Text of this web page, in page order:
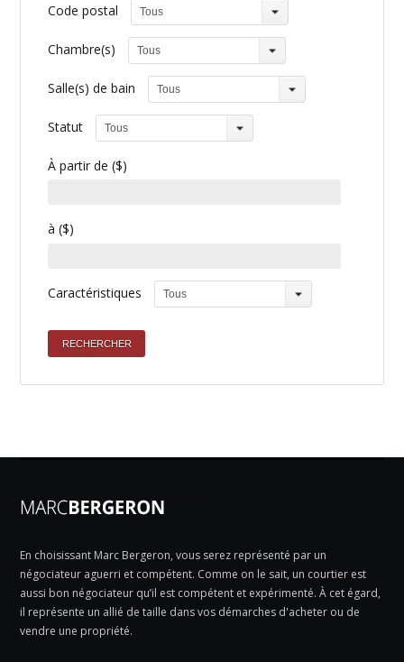
Code postal Tous
Chambre(s) Tous
Salle(s) de bain Tous
Statut Tous
À partir de ($)
à ($)
Caractéristiques Tous
En choisissant Marc Bergeron, vous serez représenté par un
négociateur aguerri et compétent. Comme on le sait, un courtier est
aussi bon négociateur qu’il est compétent et expérimenté. À cet égard,
il représente un allié de taille dans vos démarches d'acheter ou de
vendre une propriété.